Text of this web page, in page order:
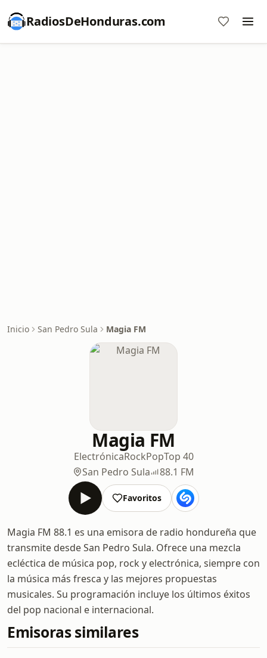
RadiosDeHonduras.com
Inicio San Pedro Sula Magia FM
Magia FM
ElectrónicaRockPopTop 40
San Pedro Sula
88.1 FM
Favoritos
Magia FM 88.1 es una emisora de radio hondureña que
transmite desde San Pedro Sula. Ofrece una mezcla
ecléctica de música pop, rock y electrónica, siempre con
la música más fresca y las mejores propuestas
musicales. Su programación incluye los últimos éxitos
del pop nacional e internacional.
Emisoras similares